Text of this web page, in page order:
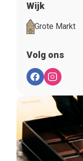
Wijk
Grote Markt
Volg ons